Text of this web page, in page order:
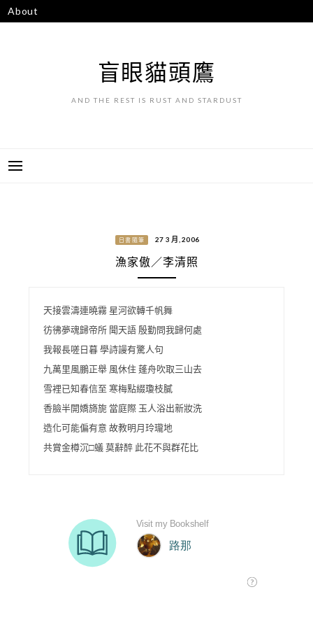
跳
至
About
盲眼貓頭鷹
AND THE REST IS RUST AND STARDUST
日書隨筆 27 3 月, 2006
漁家傲／李清照
天接雲濤連曉霧 星河欲轉千帆舞
彷彿夢魂歸帝所 聞天語 殷勤問我歸何處
我報長嗟日暮 學詩謾有驚人句
九萬里風鵬正舉 風休住 蓬舟吹取三山去
雪裡已知春信至 寒梅點綴瓊枝膩
香臉半開嬌旖旎 當庭際 玉人浴出新妝洗
造化可能偏有意 故教明月玲瓏地
共賞金樽沉□蟻 莫辭醉 此花不與群花比